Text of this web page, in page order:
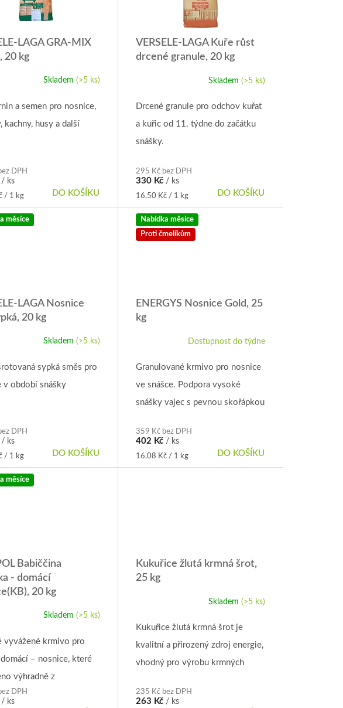
LAGA GRA-MIX
20 kg
Skladem (>5 ks)
DPH
/ ks
/ 1 kg DO KOŠÍKU
a semen pro nosnice,
kachny, husy a další
VERSELE-LAGA Kuře růst
drcené granule, 20 kg
Skladem (>5 ks)
295 Kč bez DPH
330 Kč / ks
Měrná
cena:
16,50 Kč / 1 kg DO KOŠÍKU
Drcené granule pro odchov kuřat
a kuřic od 11. týdne do začátku
snášky.
měsíce
LAGA Nosnice
20 kg
Skladem (>5 ks)
DPH
/ ks
/ 1 kg DO KOŠÍKU
sypká směs pro
v období snášky
Nabídka měsíce
Proti čmelíkům
ENERGYS Nosnice Gold, 25
kg
produktu
5,0
z
Dostupnost do týdne
359 Kč bez DPH
402 Kč / ks
Měrná
cena:
16,08 Kč / 1 kg DO KOŠÍKU
Granulované krmivo pro nosnice
ve snášce. Podpora vysoké
snášky vajec s pevnou skořápkou
Obohaceno o komplex přírodních
látek, který působí proti...
měsíce
Babiččina
- domácí
20 kg
Skladem (>5 ks)
DPH
/ ks
vyvážené krmivo pro
– nosnice, které
výhradně z
komponent. Jeho
Kukuřice žlutá krmná šrot,
25 kg
produktu
5,0
z
Skladem (>5 ks)
235 Kč bez DPH
263 Kč / ks
Kukuřice žlutá krmná šrot je
kvalitní a přirozený zdroj energie,
vhodný pro výrobu krmných
vysokému obsahu škrobu je